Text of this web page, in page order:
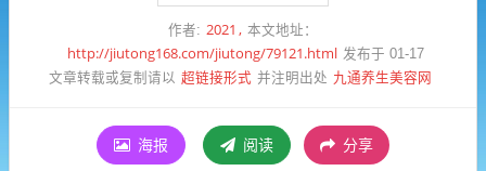
作者: 2021 本文地址：
http://jiutong168.com/jiutong/79121.html 发布于 01-17
文章转载或复制请以 超链接形式 并注明出处 九通养生美容网
海报 阅读 分享